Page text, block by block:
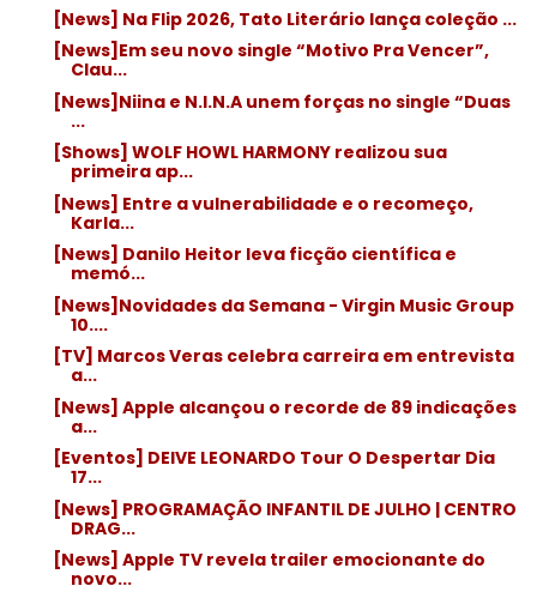
[News] Na Flip 2026, Tato Literário lança coleção ...
[News]Em seu novo single “Motivo Pra Vencer”,
Clau...
[News]Niina e N.I.N.A unem forças no single “Duas
...
[Shows] WOLF HOWL HARMONY realizou sua
primeira ap...
[News] Entre a vulnerabilidade e o recomeço,
Karla...
[News] Danilo Heitor leva ficção científica e
memó...
[News]Novidades da Semana - Virgin Music Group
10....
[TV] Marcos Veras celebra carreira em entrevista
a...
[News] Apple alcançou o recorde de 89 indicações
a...
[Eventos] DEIVE LEONARDO Tour O Despertar Dia
17...
[News] PROGRAMAÇÃO INFANTIL DE JULHO | CENTRO
DRAG...
[News] Apple TV revela trailer emocionante do
novo...